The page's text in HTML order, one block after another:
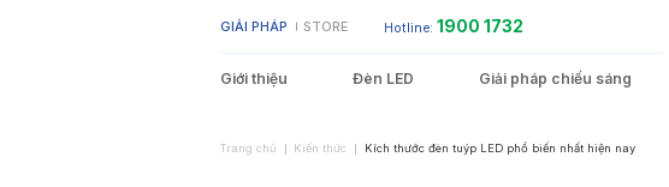
GIẢI PHÁP STORE Hotline: 1900 1732
Giới thiệu Đèn LED Giải pháp chiếu sáng
Trang chủ Kiến thức Kích thước đèn tuýp LED phổ biến nhất hiện nay